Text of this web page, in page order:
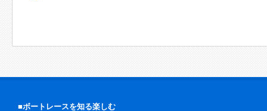
■ボートレースを知る楽しむ